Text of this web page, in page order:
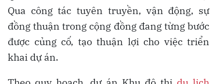
Qua công tác tuyên truyền, vận động, sự
đồng thuận trong cộng đồng đang từng bước
được củng cố, tạo thuận lợi cho việc triển
khai dự án.